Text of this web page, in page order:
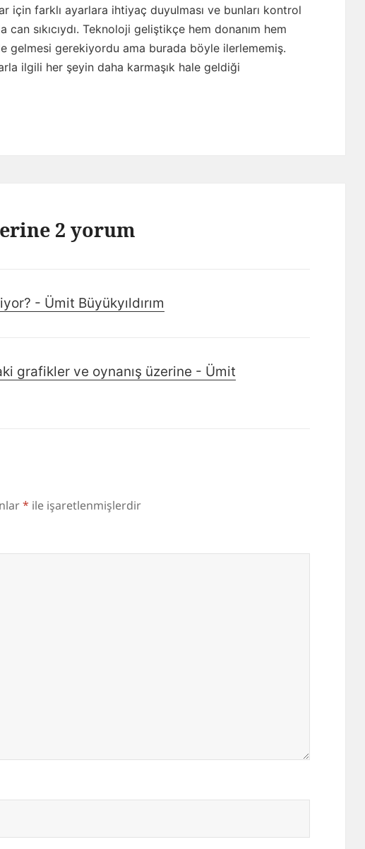
için farklı ayarlara ihtiyaç duyulması ve bunları kontrol
can sıkıcıydı. Teknoloji geliştikçe hem donanım hem
gelmesi gerekiyordu ama burada böyle ilerlememiş.
ilgili her şeyin daha karmaşık hale geldiği
2 yorum
- Ümit Büyükyıldırım
grafikler ve oynanış üzerine - Ümit
* ile işaretlenmişlerdir